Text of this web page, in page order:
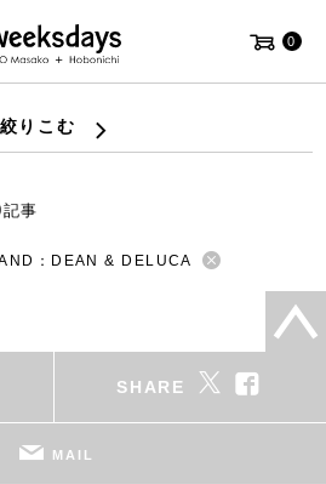
0
絞りこむ
事
：DEAN & DELUCA
SHARE
MAIL